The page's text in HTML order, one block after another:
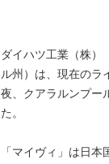
ダイハツ工業（株）
ル州）は、現在のラ
夜、クアラルンプー
た。
「マイヴィ」は日